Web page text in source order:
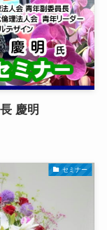
慶明
セミナー